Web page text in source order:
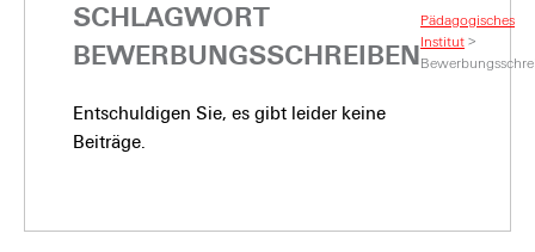
SCHLAGWORT
BEWERBUNGSSCHREIBEN
Pädagogisches
Institut >
Entschuldigen Sie, es gibt leider keine
Beiträge.